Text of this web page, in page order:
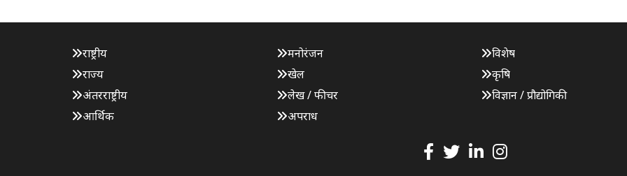
राष्ट्रीय
राज्य
अंतरराष्ट्रीय
आर्थिक
मनोरंजन
खेल
लेख / फीचर
अपराध
विशेष
कृषि
विज्ञान / प्रौद्योगिकी